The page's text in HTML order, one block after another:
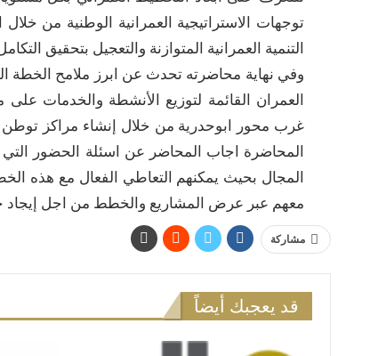
توجهات الاستراتيجية العمرانية الوطنية من
التنمية العمرانية المتوازنة والتعجيل بتحقيق
وفي نهاية محاضرته تحدث عن ابرز ملامح الخطة
العمران القائمة لتوزيع الأنشطة والخدمات
غرب محور ابوحدرية من خلال إنشاء مراكز توطن
المحاضرة اجاب المحاضر عن اسئلة الحضور
المجال بحيث يمكنهم التعاطي الفعال مع هذه
معهم عبر عرض المشاريع والخطط من اجل إيجاد
مشاركة
قد يعجبك أيضاً